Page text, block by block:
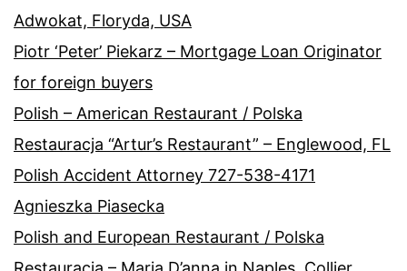
Adwokat, Floryda, USA
Piotr ‘Peter’ Piekarz – Mortgage Loan Originator
for foreign buyers
Polish – American Restaurant / Polska
Restauracja “Artur’s Restaurant” – Englewood, FL
Polish Accident Attorney 727-538-4171
Agnieszka Piasecka
Polish and European Restaurant / Polska